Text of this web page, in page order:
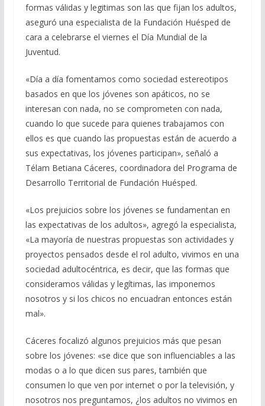
formas válidas y legitimas son las que fijan los adultos,
aseguró una especialista de la Fundación Huésped de
cara a celebrarse el viernes el Día Mundial de la
Juventud.
«Día a día fomentamos como sociedad estereotipos
basados en que los jóvenes son apáticos, no se
interesan con nada, no se comprometen con nada,
cuando lo que sucede para quienes trabajamos con
ellos es que cuando las propuestas están de acuerdo a
sus expectativas, los jóvenes participan», señaló a
Télam Betiana Cáceres, coordinadora del Programa de
Desarrollo Territorial de Fundación Huésped.
«Los prejuicios sobre los jóvenes se fundamentan en
las expectativas de los adultos», agregó la especialista,
«La mayoría de nuestras propuestas son actividades y
proyectos pensados desde el rol adulto, vivimos en una
sociedad adultocéntrica, es decir, que las formas que
consideramos válidas y legítimas, las imponemos
nosotros y si los chicos no encuadran entonces están
mal».
Cáceres focalizó algunos prejuicios más que pesan
sobre los jóvenes: «se dice que son influenciables a las
modas o a lo que dicen sus pares, también que
consumen lo que ven por internet o por la televisión, y
nosotros nos preguntamos, ¿los adultos no vivimos en